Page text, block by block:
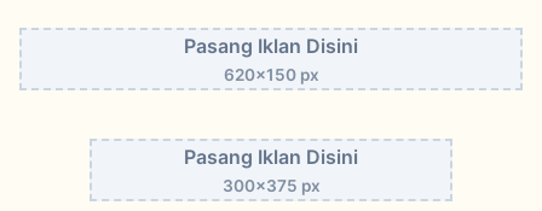
Pasang Iklan Disini
620x150 px
Pasang Iklan Disini
300x375 px